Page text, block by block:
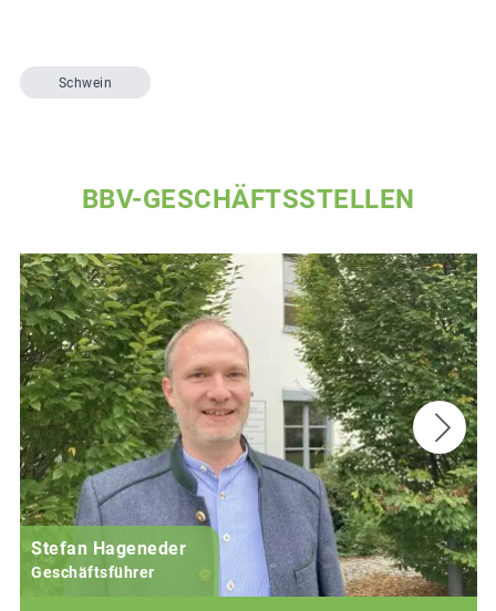
Schwein
BBV-GESCHÄFTSSTELLEN
Stefan Hageneder
Geschäftsführer